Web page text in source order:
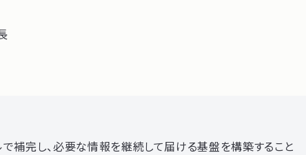
補完し、必要な情報を継続して届ける基盤を構築すること